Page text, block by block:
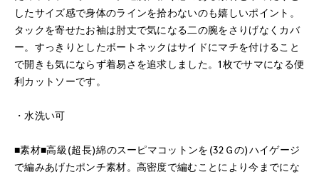
したサイズ感で身体のラインを拾わないのも嬉しいポイント。
タックを寄せたお袖は肘丈で気になる二の腕をさりげなくカバ
ー。すっきりとしたボートネックはサイドにマチを付けること
で開きも気にならず着易さを追求しました。1枚でサマになる便
利カットソーです。
・水洗い可
■素材■高級(超長)綿のスーピマコットンを(32Ｇの)ハイゲージ
で編みあげたポンチ素材。高密度で編むことにより今までにな